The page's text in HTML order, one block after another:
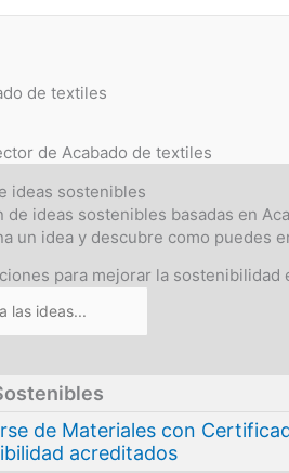
de textiles
de Acabado de textiles
ideas sostenibles
de ideas sostenibles basadas en
un idea y descubre como puedes
para mejorar la sostenibilidad
de Materiales con
acreditados